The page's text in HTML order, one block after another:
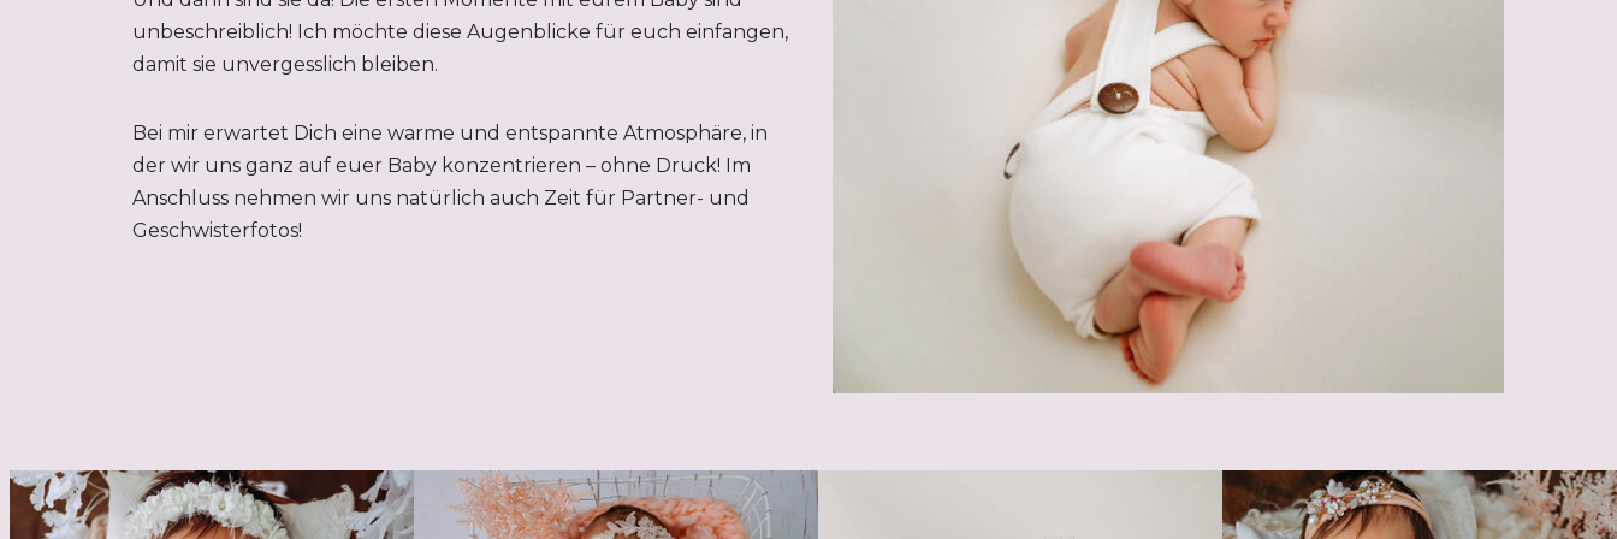
unbeschreiblich! Ich möchte diese Augenblicke für euch einfangen,
damit sie unvergesslich bleiben.
Bei mir erwartet Dich eine warme und entspannte Atmosphäre, in
der wir uns ganz auf euer Baby konzentrieren – ohne Druck! Im
Anschluss nehmen wir uns natürlich auch Zeit für Partner- und
Geschwisterfotos!